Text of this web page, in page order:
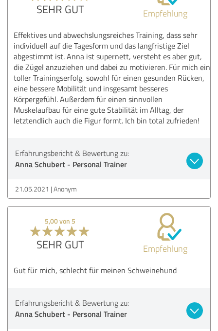
SEHR GUT Empfehlung
Effektives und abwechslungsreiches Training, dass sehr
individuell auf die Tagesform und das langfristige Ziel
abgestimmt ist. Anna ist supernett, versteht es aber gut,
die Zügel anzuziehen und dabei zu motivieren. Für mich ein
toller Trainingserfolg, sowohl für einen gesunden Rücken,
eine bessere Mobilität und insgesamt besseres
Körpergefühl. Außerdem für einen sinnvollen
Muskelaufbau für eine gute Stabilität im Alltag, der
letztendlich auch die Figur formt. Ich bin total zufrieden!
Erfahrungsbericht & Bewertung zu:
Anna Schubert - Personal Trainer
21.05.2021 Anonym
5,00 von 5
SEHR GUT Empfehlung
Gut für mich, schlecht für meinen Schweinehund
Erfahrungsbericht & Bewertung zu:
Anna Schubert - Personal Trainer